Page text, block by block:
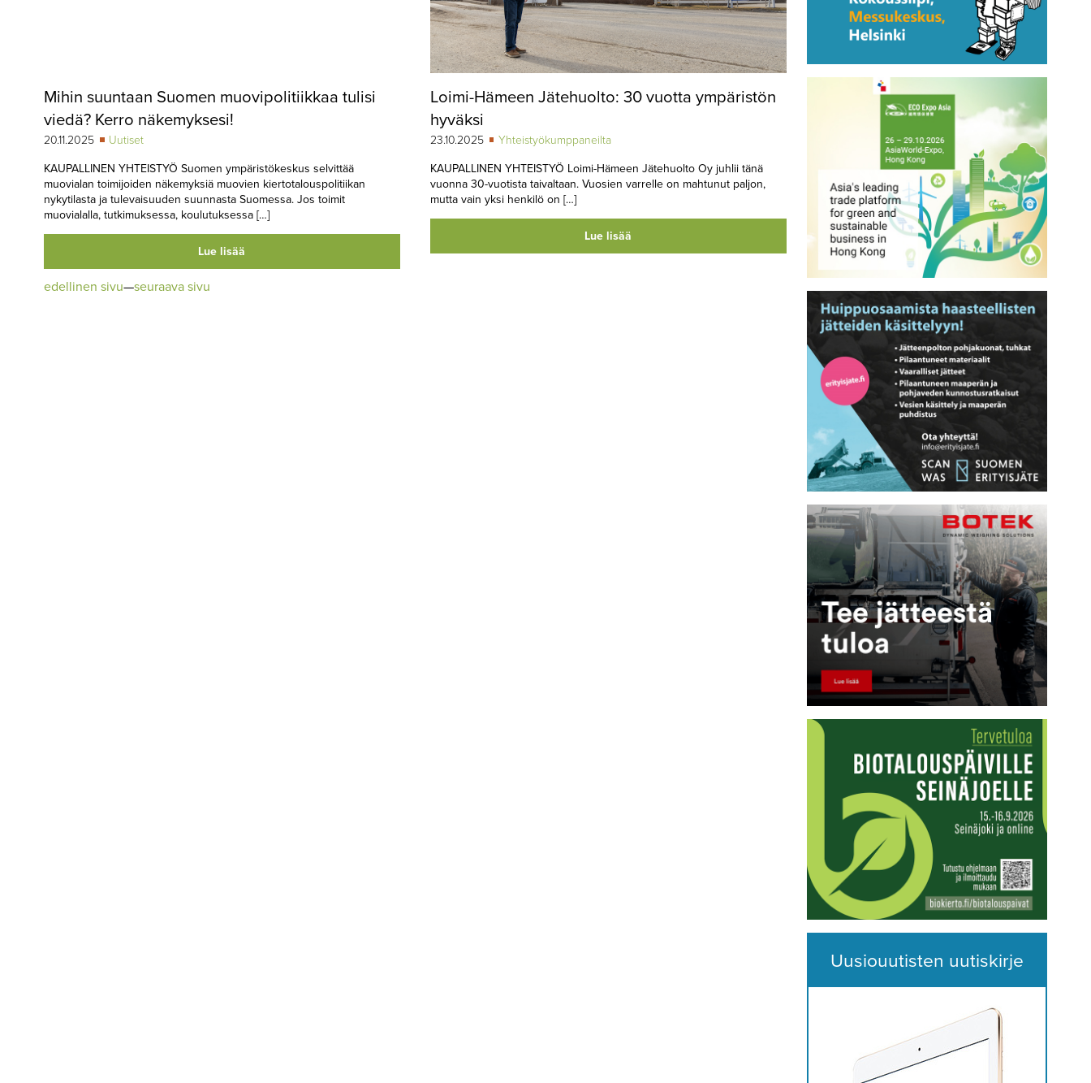
Mihin suuntaan Suomen muovipolitiikkaa tulisi
viedä? Kerro näkemyksesi!
20.11.2025 Uutiset
KAUPALLINEN YHTEISTYÖ Suomen ympäristökeskus selvittää
muovialan toimijoiden näkemyksiä muovien kiertotalouspolitiikan
nykytilasta ja tulevaisuuden suunnasta Suomessa. Jos toimit
muovialalla, tutkimuksessa, koulutuksessa […]
Lue lisää
Loimi-Hämeen Jätehuolto: 30 vuotta ympäristön
hyväksi
23.10.2025 Yhteistyökumppaneilta
KAUPALLINEN YHTEISTYÖ Loimi-Hämeen Jätehuolto Oy juhlii tänä
vuonna 30-vuotista taivaltaan. Vuosien varrelle on mahtunut paljon,
mutta vain yksi henkilö on […]
Lue lisää
edellinen sivu—seuraava sivu
Uusiouutisten uutiskirje